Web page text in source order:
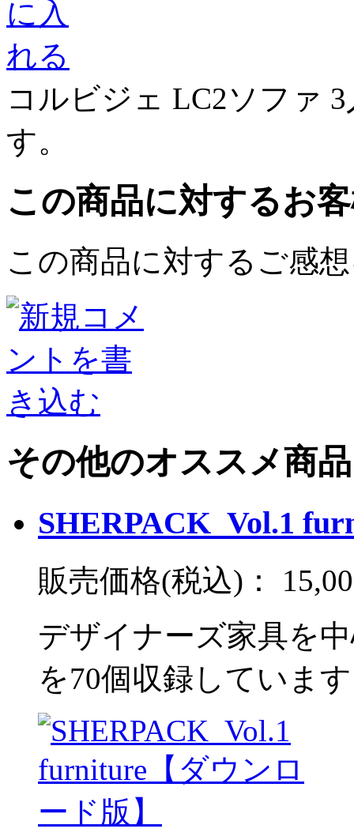
コルビジェ LC2ソファ
す。
この商品に対するお
この商品に対するご感
その他のオススメ商品
SHERPACK_Vol.1
販売価格(税込)：
デザイナーズ家具を
を70個収録していま